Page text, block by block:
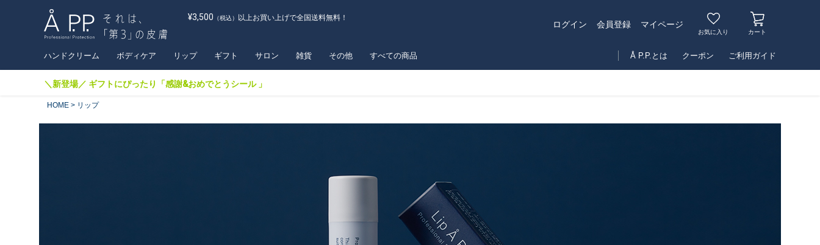
¥3,500 （税込） 以上お買い上げで全国送料無料！
ログイン 会員登録 マイページ
お気に入り カート
ハンドクリーム ボディケア リップ ギフト サロン 雑貨 その他 すべての商品 Å P.P.とは クーポン ご利用ガイド
＼新登場／ ギフトにぴったり「感謝&おめでとうシール 」
HOME リップ